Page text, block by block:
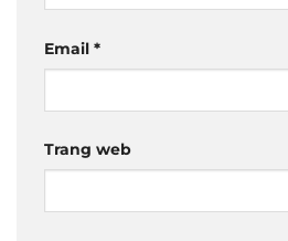
Email *
Trang web